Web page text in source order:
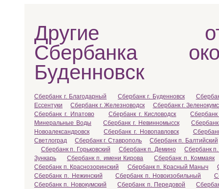
Другие
Сбербанка
Буденновск
Сбербанк г. Благодарный Сбербанк г. Буденновск
Ессентуки
Сбербанк г. Железноводск
Сбербанк г.
Сбербанк г. Ипатово
Сбербанк г. Кисловодск
Минеральные Воды
Сбербанк г. Невинномысск
Новоалександровск
Сбербанк г. Новопавловск
Светлоград
Сбербанк г. Ставрополь
Сбербанк п. Балтийский
Сбербанк п. Горьковский
Сбербанк п. Демино
Сбербанк
Зункарь
Сбербанк п. имени Кирова
Сбербанк п. Коммаяк
Сбербанк п. Краснозоринский
Сбербанк п. Красный Маныч
Сбербанк п. Нежинский
Сбербанк п. Новоизобильный
Сбербанк п. Новокумский
Сбербанк п. Передовой